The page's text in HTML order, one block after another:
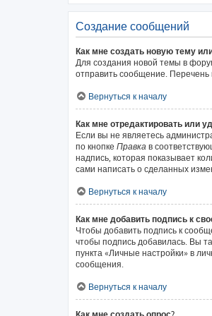
Создание сообщений
Как мне создать новую тему
Для создания новой темы в
отправить сообщение.
Вернуться к началу
Как мне отредактировать или
Если вы не являетесь
по кнопке Правка в
надпись, которая показывает
сами написать о сделанных
Вернуться к началу
Как мне добавить подпись к
Чтобы добавить подпись к
чтобы подпись добавилась. Вы
пункта «Личные настройки» в
сообщения.
Вернуться к началу